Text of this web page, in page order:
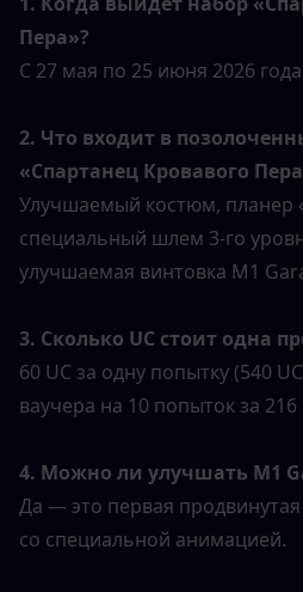
Пера»?
С 27 мая по 25 июня 2026
2. Что входит в
«Спартанец Кровавого
Улучшаемый костюм, планер
специальный шлем 3-го
улучшаемая винтовка M1
3. Сколько UC стоит одна
60 UC за одну попытку (540
ваучера на 10 попыток за 216
4. Можно ли улучшать M1
Да — это первая
со специальной анимацией.